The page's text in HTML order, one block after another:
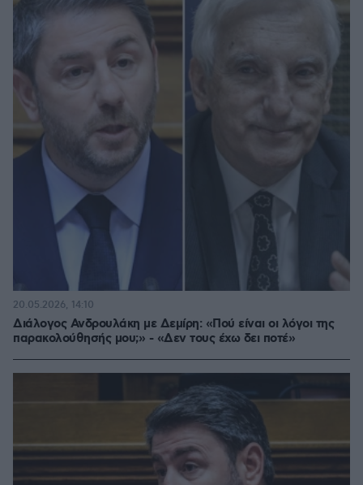
Διάλογος Ανδρουλάκη με Δεμίρη: «Πού είναι οι λόγοι της
παρακολούθησής μου;» - «Δεν τους έχω δει ποτέ»
20.05.2026, 14:10